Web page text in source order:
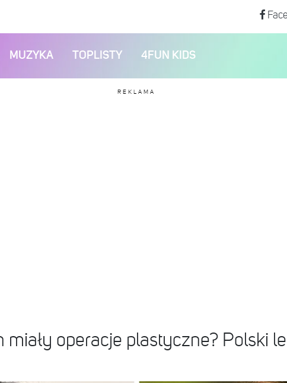
MUZYKA TOPLISTY 4FUN KIDS
REKLAMA
operacje plastyczne? Polski